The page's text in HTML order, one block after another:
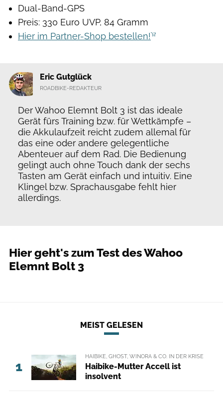
Dual-Band-GPS
Preis: 330 Euro UVP, 84 Gramm
Hier im Partner-Shop bestellen!
Eric Gutglück
ROADBIKE-REDAKTEUR
Der Wahoo Elemnt Bolt 3 ist das ideale
Gerät fürs Training bzw. für Wettkämpfe –
die Akkulaufzeit reicht zudem allemal für
das eine oder andere gelegentliche
Abenteuer auf dem Rad. Die Bedienung
gelingt auch ohne Touch dank der sechs
Tasten am Gerät einfach und intuitiv. Eine
Klingel bzw. Sprachausgabe fehlt hier
allerdings.
Hier geht's zum Test des Wahoo
Elemnt Bolt 3
MEIST GELESEN
1
HAIBIKE, GHOST, WINORA & CO. IN DER KRISE
Haibike-Mutter Accell ist
insolvent